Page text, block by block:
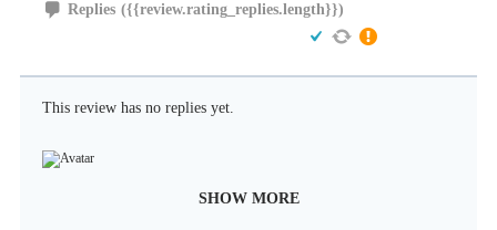
Replies ({{review.rating_replies.length}})
This review has no replies yet.
SHOW MORE